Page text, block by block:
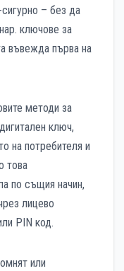
– без да
ключове за
въвежда първа на
методи за
ключ,
на потребителя и
това
по същия начин,
лицево
PIN код.
или